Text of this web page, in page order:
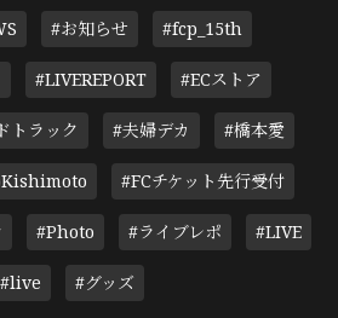
#お知らせ #fcp_15th
#LIVEREPORT #ECストア
トラック #夫婦デカ #橋本愛
#FCチケット先行受付
#Photo #ライブレポ #LIVE
#live #グッズ